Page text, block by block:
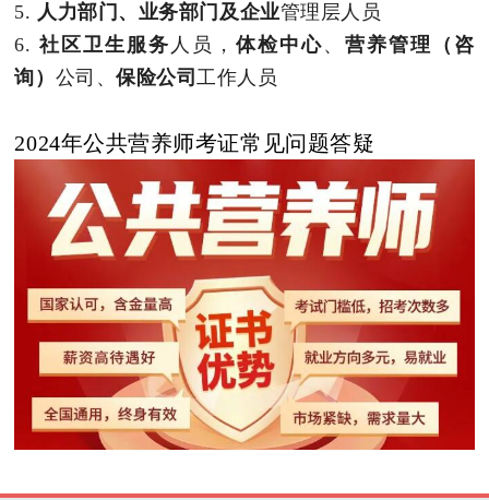
5. 人力部门、业务部门及企业管理层人员
6. 社区卫生服务 人员， 体检中心、 营养管理（咨
询） 公司、保险公司工作人员
2024年公共营养师考证常见问题答疑